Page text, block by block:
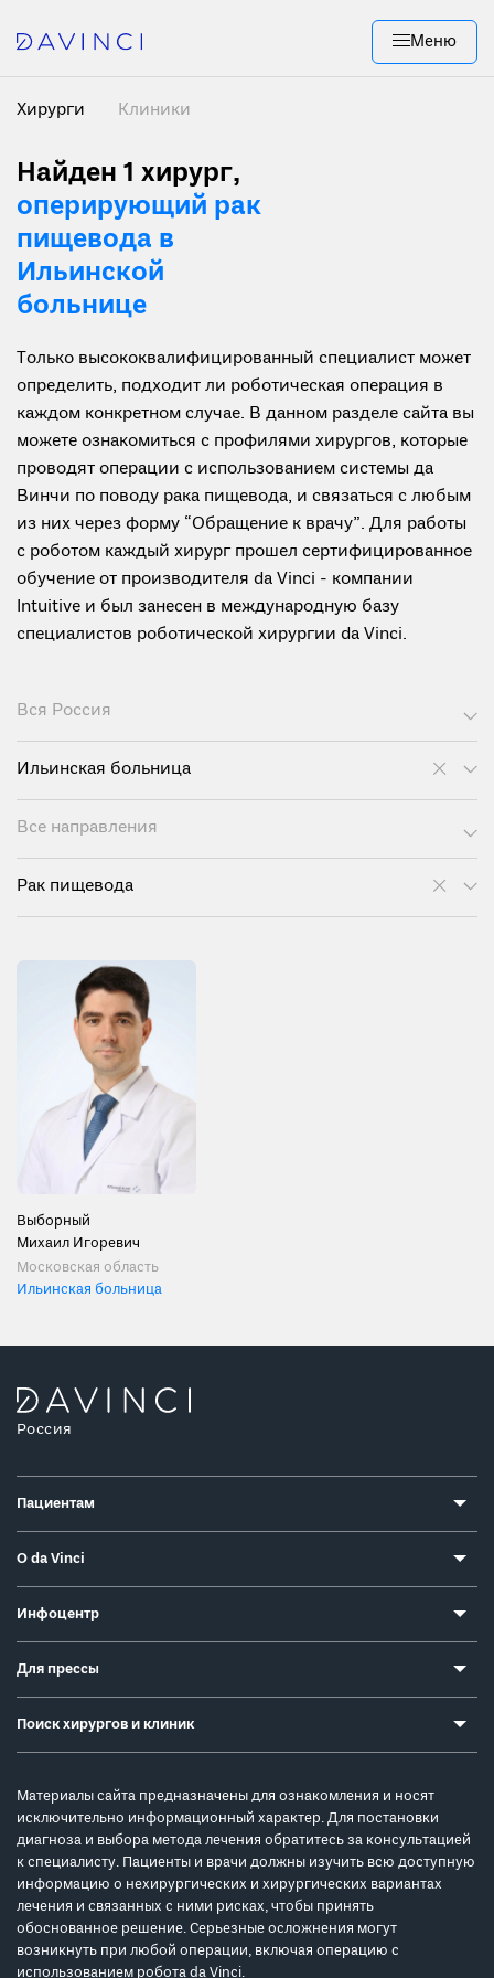
Меню
Хирурги Клиники
Найден 1 хирург,
оперирующий рак
пищевода в
Ильинской
больнице
Только высококвалифицированный специалист может
определить, подходит ли роботическая операция в
каждом конкретном случае. В данном разделе сайта вы
можете ознакомиться с профилями хирургов, которые
проводят операции с использованием системы да
Винчи по поводу рака пищевода, и связаться с любым
из них через форму “Обращение к врачу”. Для работы
с роботом каждый хирург прошел сертифицированное
обучение от производителя da Vinci - компании
Intuitive и был занесен в международную базу
специалистов роботической хирургии da Vinci.
Вся Россия
Ильинская больница
Все направления
Рак пищевода
Выборный
Михаил Игоревич
Московская область
Ильинская больница
Россия
Пациентам
О da Vinci
Инфоцентр
Для прессы
Поиск хирургов и клиник
Материалы сайта предназначены для ознакомления и носят
исключительно информационный характер. Для постановки
диагноза и выбора метода лечения обратитесь за консультацией
к специалисту. Пациенты и врачи должны изучить всю доступную
информацию о нехирургических и хирургических вариантах
лечения и связанных с ними рисках, чтобы принять
обоснованное решение. Серьезные осложнения могут
возникнуть при любой операции, включая операцию с
использованием робота da Vinci.